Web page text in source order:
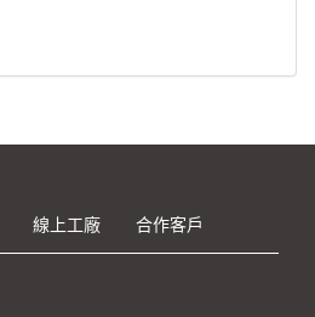
線上工廠 合作客戶